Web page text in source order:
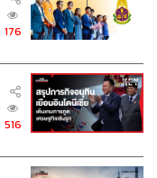
ส้นทางที่จะขึ้นดำรง
ตั้งโยกย้ายนาย
งดำรงตำแหน่ง
าติวงศ์ ณ อยุธยา ต่อ
หน่งผู้ช่วยผู้
ชินวัตร ดำรง
176
516